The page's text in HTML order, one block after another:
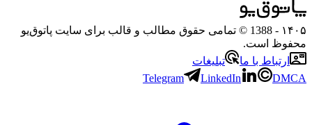
۱۴۰۵
- 1388 © تمامی حقوق مطالب و قالب برای سایت پاتوق‌یو
محفوظ است.
ارتباط با ما
تبلیغات
Telegram
LinkedIn DMCA